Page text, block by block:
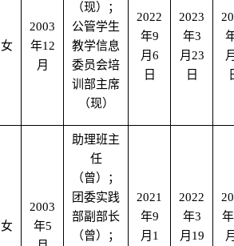
女
2003
年12
月
（现）；
公管学生
教学信息
委员会培
训部主席
（现）
2022
年9
月6
日
2023
年3
月 23
日
女
2003
年5
助理班主
任
（曾）；
团委实践
部副部长
（曾）；
2021
年9
月 1
2022
年3
月 19
年